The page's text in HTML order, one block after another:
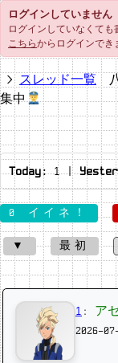
ログインしていません
ログインしていなくても
こちらからログインでき
スレッド一覧
集中
Today:1|
0 イイネ！
▼ 最初
1 : ア
2026-